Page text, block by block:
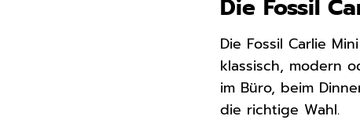
Die Fossil
Die Fossil Carlie
klassisch, modern
im Büro, beim
die richtige Wahl.